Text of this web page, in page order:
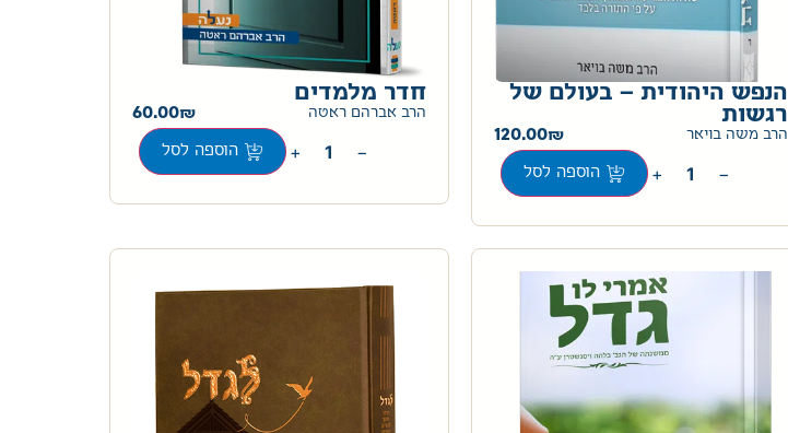
הנפש היהודית – בעולם של
רגשות
הרב משה בויאר 120.00
−
+ הוספה לסל
חדר מלמדים
הרב אברהם ראטה 60.00
−
+ הוספה לסל